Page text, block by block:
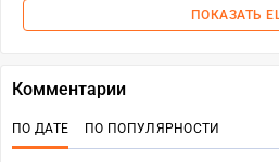
ПОКАЗАТЬ
Комментарии
ПО ДАТЕ ПО ПОПУЛЯРНОСТИ